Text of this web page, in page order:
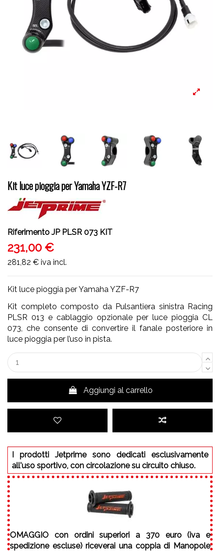
Kit luce pioggia per Yamaha YZF-R7
Riferimento JP PLSR 073 KIT
231,00 €
281,82 € iva incl.
Kit luce pioggia per Yamaha YZF-R7
Kit completo composto da Pulsantiera sinistra Racing
PLSR 013 e cablaggio opzionale per luce pioggia CL
073, che consente di convertire il fanale posteriore in
luce pioggia per l’uso in pista.
Aggiungi al carrello
I prodotti Jetprime sono dedicati esclusivamente
all'uso sportivo, con circolazione su circuito chiuso.
OMAGGIO con ordini superiori a 370 euro (iva e
spedizione escluse) riceverai una coppia di Manopole